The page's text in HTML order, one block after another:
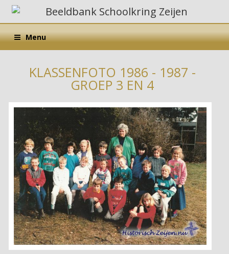
Menu
KLASSENFOTO 1986 - 1987 -
GROEP 3 EN 4